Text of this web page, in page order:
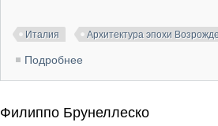
Италия Архитектура эпохи
Подробнее
Филиппо Брунеллеско